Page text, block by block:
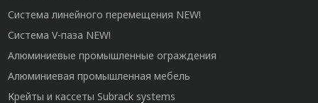
Система линейного перемещения NEW!
Система V-паза NEW!
Алюминиевые промышленные ограждения
Алюминиевая промышленная мебель
Крейты и кассеты Subrack systems